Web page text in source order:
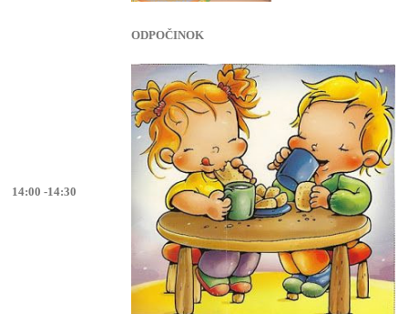
ODPOČINOK
14:00 -14:30